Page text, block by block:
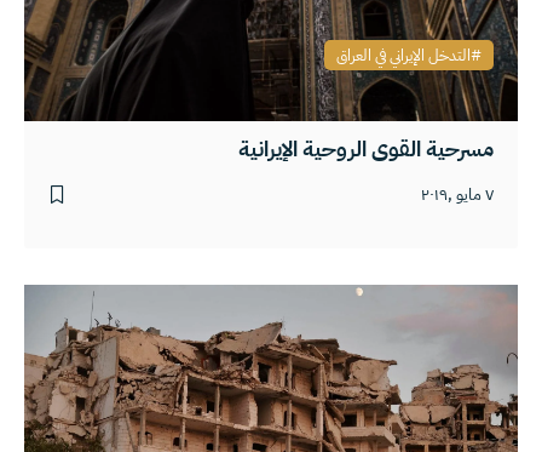
مسرحية القوى الروحية الإيرانية
٧ مايو ,٢٠١٩
التدخل الإيراني في العراق